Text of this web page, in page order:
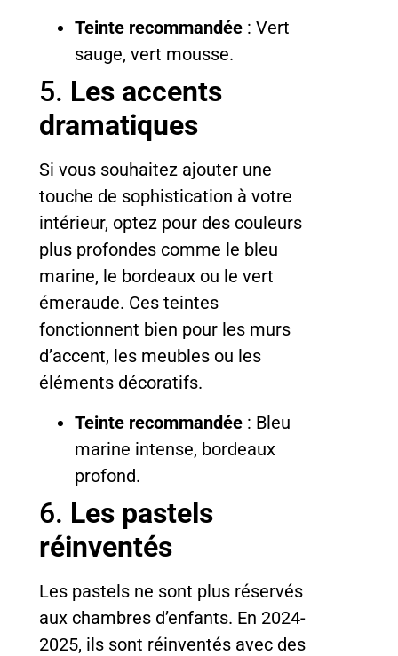
Teinte recommandée: Vert
sauge, vert mousse.
5. Les accents
dramatiques
Si vous souhaitez ajouter une
touche de sophistication à votre
intérieur, optez pour des couleurs
plus profondes comme le bleu
marine, le bordeaux ou le vert
émeraude. Ces teintes
fonctionnent bien pour les murs
d’accent, les meubles ou les
éléments décoratifs.
Teinte recommandée: Bleu
marine intense, bordeaux
profond.
6. Les pastels
réinventés
Les pastels ne sont plus réservés
aux chambres d’enfants. En 2024-
2025, ils sont réinventés avec des